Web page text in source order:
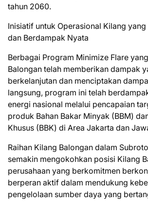
tahun 2060.
Inisiatif untuk Operasional Kilang
dan Berdampak Nyata
Berbagai Program Minimize Flare
Balongan telah memberikan dampak
berkelanjutan dan menciptakan
langsung, program ini telah
energi nasional melalui pencapaian
produk Bahan Bakar Minyak (BBM)
Khusus (BBK) di Area Jakarta dan
Raihan Kilang Balongan dalam
semakin mengokohkan posisi Kilang
perusahaan yang berkomitmen
berperan aktif dalam mendukung
pengelolaan sumber daya yang